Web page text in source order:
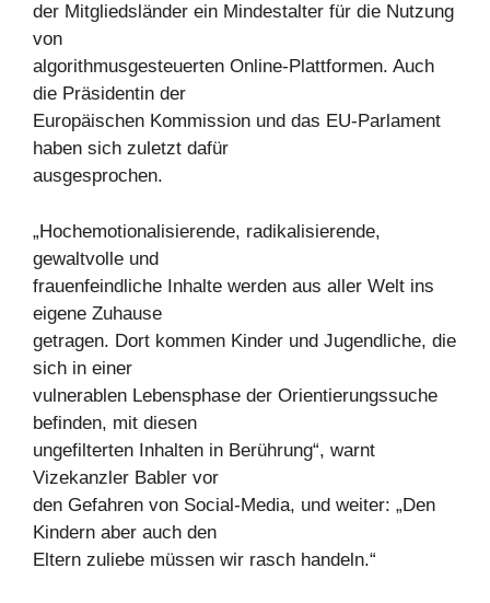
der Mitgliedsländer ein Mindestalter für die Nutzung
von
algorithmusgesteuerten Online-Plattformen. Auch
die Präsidentin der
Europäischen Kommission und das EU-Parlament
haben sich zuletzt dafür
ausgesprochen.
„Hochemotionalisierende, radikalisierende,
gewaltvolle und
frauenfeindliche Inhalte werden aus aller Welt ins
eigene Zuhause
getragen. Dort kommen Kinder und Jugendliche, die
sich in einer
vulnerablen Lebensphase der Orientierungssuche
befinden, mit diesen
ungefilterten Inhalten in Berührung“, warnt
Vizekanzler Babler vor
den Gefahren von Social-Media, und weiter: „Den
Kindern aber auch den
Eltern zuliebe müssen wir rasch handeln.“